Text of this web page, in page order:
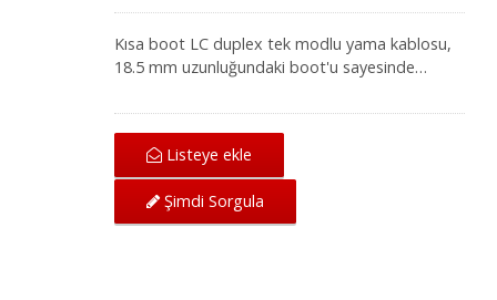
Kısa boot LC duplex tek modlu yama kablosu,
18.5 mm uzunluğundaki boot'u sayesinde
Mükemmel mekanik koruma sunan LC-LC tek
modlu yama kablosu, IEC ve ANSI/TIA
standartları altında ağ için mükemmel iletim
kalitesi sağlar. Fiber optik yama kablosu, yerel
alan ağı, fiber optik iletişim sistemi ve CATV
uygulamaları için fiber optik ekipmanlarla
Listeye ekle
Şimdi Sorgula